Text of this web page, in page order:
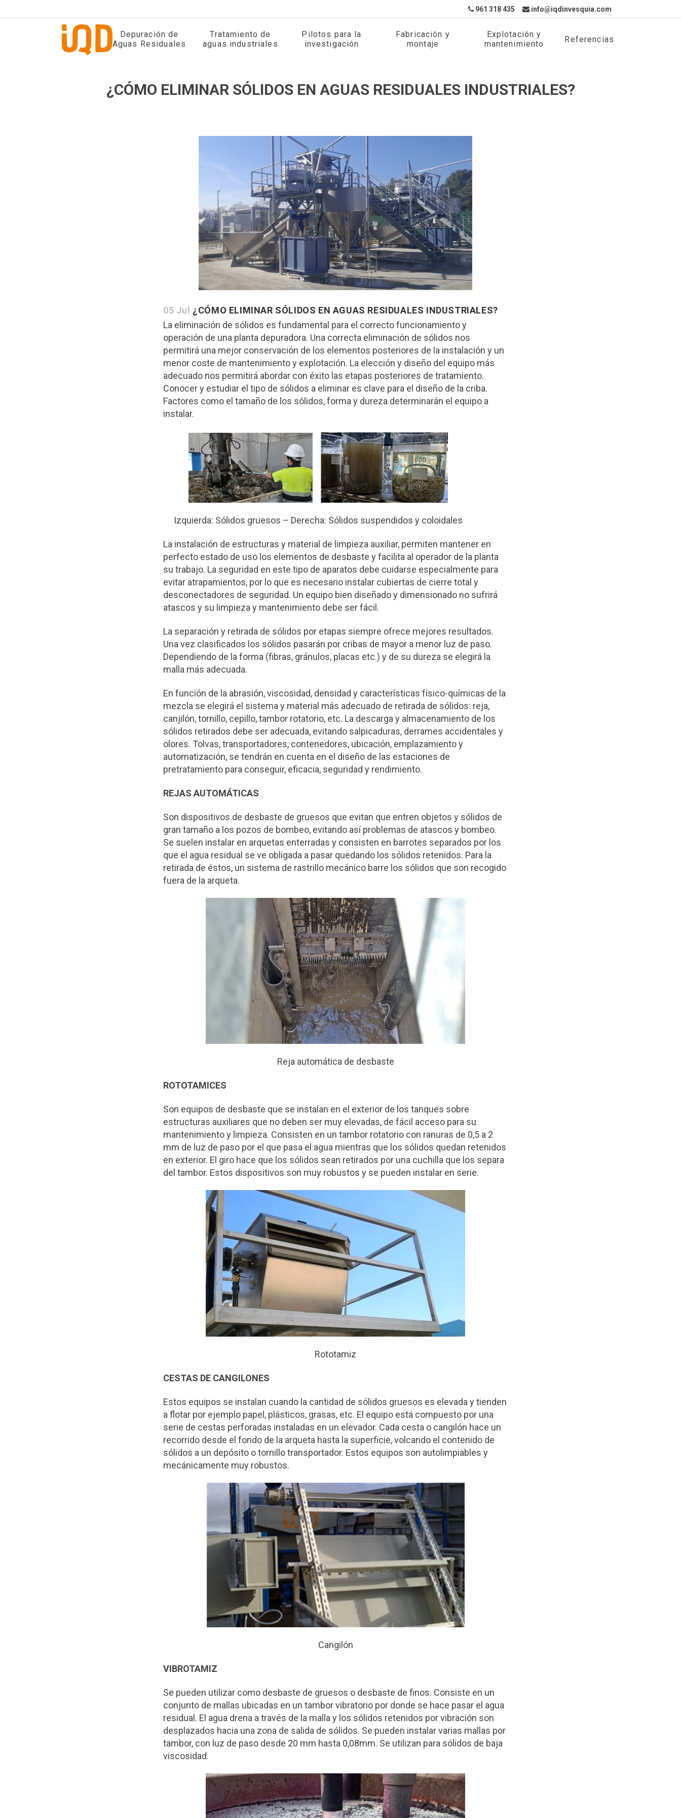
961 318 435 info@iqdinvesquia.com
Depuración de
Aguas Residuales
Tratamiento de
aguas industriales
Pilotos para la
investigación
Fabricación y
montaje
Explotación y
mantenimiento
Referencias
¿CÓMO ELIMINAR SÓLIDOS EN AGUAS RESIDUALES INDUSTRIALES?
05 Jul ¿CÓMO ELIMINAR SÓLIDOS EN AGUAS RESIDUALES INDUSTRIALES?
La eliminación de sólidos es fundamental para el correcto funcionamiento y
operación de una planta depuradora. Una correcta eliminación de sólidos nos
permitirá una mejor conservación de los elementos posteriores de la instalación y un
menor coste de mantenimiento y explotación. La elección y diseño del equipo más
adecuado nos permitirá abordar con éxito las etapas posteriores de tratamiento.
Conocer y estudiar el tipo de sólidos a eliminar es clave para el diseño de la criba.
Factores como el tamaño de los sólidos, forma y dureza determinarán el equipo a
instalar.
Izquierda: Sólidos gruesos – Derecha: Sólidos suspendidos y coloidales
La instalación de estructuras y material de limpieza auxiliar, permiten mantener en
perfecto estado de uso los elementos de desbaste y facilita al operador de la planta
su trabajo. La seguridad en este tipo de aparatos debe cuidarse especialmente para
evitar atrapamientos, por lo que es necesario instalar cubiertas de cierre total y
desconectadores de seguridad. Un equipo bien diseñado y dimensionado no sufrirá
atascos y su limpieza y mantenimiento debe ser fácil.
La separación y retirada de sólidos por etapas siempre ofrece mejores resultados.
Una vez clasificados los sólidos pasarán por cribas de mayor a menor luz de paso.
Dependiendo de la forma (fibras, gránulos, placas etc.) y de su dureza se elegirá la
malla más adecuada.
En función de la abrasión, viscosidad, densidad y características físico-químicas de la
mezcla se elegirá el sistema y material más adecuado de retirada de sólidos: reja,
canjilón, tornillo, cepillo, tambor rotatorio, etc. La descarga y almacenamiento de los
sólidos retirados debe ser adecuada, evitando salpicaduras, derrames accidentales y
olores. Tolvas, transportadores, contenedores, ubicación, emplazamiento y
automatización, se tendrán en cuenta en el diseño de las estaciones de
pretratamiento para conseguir, eficacia, seguridad y rendimiento.
REJAS AUTOMÁTICAS
Son dispositivos de desbaste de gruesos que evitan que entren objetos y sólidos de
gran tamaño a los pozos de bombeo, evitando así problemas de atascos y bombeo.
Se suelen instalar en arquetas enterradas y consisten en barrotes separados por los
que el agua residual se ve obligada a pasar quedando los sólidos retenidos. Para la
retirada de éstos, un sistema de rastrillo mecánico barre los sólidos que son recogido
fuera de la arqueta.
Reja automática de desbaste
ROTOTAMICES
Son equipos de desbaste que se instalan en el exterior de los tanques sobre
estructuras auxiliares que no deben ser muy elevadas, de fácil acceso para su
mantenimiento y limpieza. Consisten en un tambor rotatorio con ranuras de 0,5 a 2
mm de luz de paso por el que pasa el agua mientras que los sólidos quedan retenidos
en exterior. El giro hace que los sólidos sean retirados por una cuchilla que los separa
del tambor. Estos dispositivos son muy robustos y se pueden instalar en serie.
Rototamiz
CESTAS DE CANGILONES
Estos equipos se instalan cuando la cantidad de sólidos gruesos es elevada y tienden
a flotar por ejemplo papel, plásticos, grasas, etc. El equipo está compuesto por una
serie de cestas perforadas instaladas en un elevador. Cada cesta o cangilón hace un
recorrido desde el fondo de la arqueta hasta la superficie, volcando el contenido de
sólidos a un depósito o tornillo transportador. Estos equipos son autolimpiables y
mecánicamente muy robustos.
Cangilón
VIBROTAMIZ
Se pueden utilizar como desbaste de gruesos o desbaste de finos. Consiste en un
conjunto de mallas ubicadas en un tambor vibratorio por donde se hace pasar el agua
residual. El agua drena a través de la malla y los sólidos retenidos por vibración son
desplazados hacia una zona de salida de sólidos. Se pueden instalar varias mallas por
tambor, con luz de paso desde 20 mm hasta 0,08mm. Se utilizan para sólidos de baja
viscosidad.